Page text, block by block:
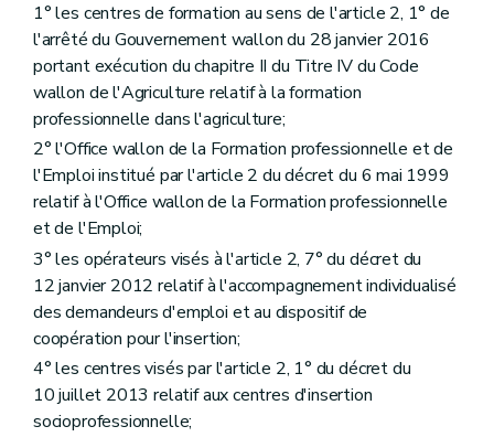
1° les centres de formation au sens de l'article 2, 1° de
l'arrêté du Gouvernement wallon du 28 janvier 2016
portant exécution du chapitre II du Titre IV du Code
wallon de l'Agriculture relatif à la formation
professionnelle dans l'agriculture;
2° l'Office wallon de la Formation professionnelle et de
l'Emploi institué par l'article 2 du décret du 6 mai 1999
relatif à l'Office wallon de la Formation professionnelle
et de l'Emploi;
3° les opérateurs visés à l'article 2, 7° du décret du
12 janvier 2012 relatif à l'accompagnement individualisé
des demandeurs d'emploi et au dispositif de
coopération pour l'insertion;
4° les centres visés par l'article 2, 1° du décret du
10 juillet 2013 relatif aux centres d'insertion
socioprofessionnelle;